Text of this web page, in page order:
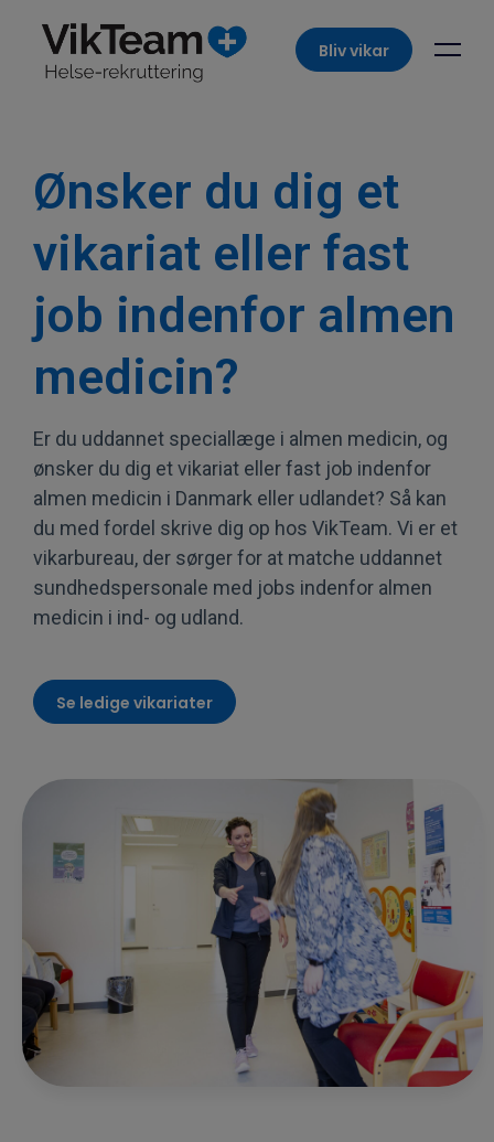
Bliv vikar
Ønsker du dig et
vikariat eller fast
job indenfor almen
medicin?
Er du uddannet speciallæge i almen medicin, og
ønsker du dig et vikariat eller fast job indenfor
almen medicin i Danmark eller udlandet? Så kan
du med fordel skrive dig op hos VikTeam. Vi er et
vikarbureau, der sørger for at matche uddannet
sundhedspersonale med jobs indenfor almen
medicin i ind- og udland.
Se ledige vikariater